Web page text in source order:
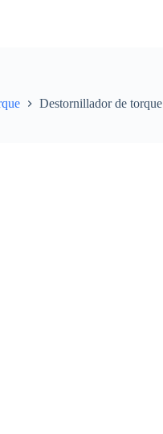
Destornillador de